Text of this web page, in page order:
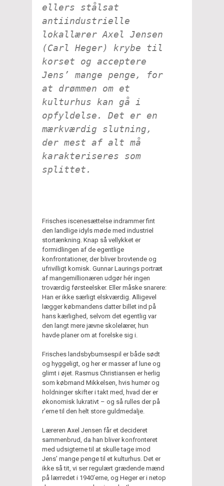
ellers stålsat
antiindustrielle
lokallærer Axel Jensen
(Carl Heger) krybe til
korset og acceptere
Jens’ mange penge, for
at drømmen om et
kulturhus kan gå i
opfyldelse. Det er en
mærkværdig slutning,
der mest af alt må
karakteriseres som
splittet.
Frisches iscenesættelse indrammer fint
den landlige idyls møde med industriel
stortænkning. Knap så vellykket er
formidlingen af de egentlige
konfrontationer, der bliver brovtende og
ufrivilligt komisk. Gunnar Laurings portræt
af mangemillionæren udgør hér ingen
troværdig førsteelsker. Eller måske snarere:
Han er ikke særligt elskværdig. Alligevel
lægger købmandens datter billet ind på
hans kærlighed, selvom det egentlig var
den langt mere jævne skolelærer, hun
havde planer om at forelske sig i.
Frisches landsbybumsespil er både sødt
og hyggeligt, og her er masser af lune og
glimt i øjet. Rasmus Christiansen er herlig
som købmand Mikkelsen, hvis humør og
holdninger skifter i takt med, hvad der er
økonomisk lukrativt – og så rulles der på
r’erne til den helt store guldmedalje.
Læreren Axel Jensen får et decideret
sammenbrud, da han bliver konfronteret
med udsigterne til at skulle tage imod
Jens’ mange penge til et kulturhus. Det er
ikke så tit, vi ser regulært grædende mænd
på lærredet i 1940’erne, og Heger er i netop